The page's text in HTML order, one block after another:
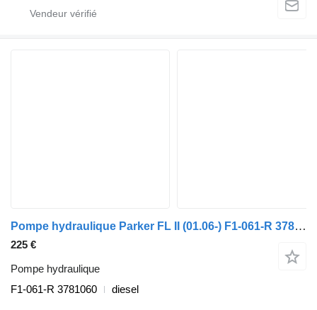
Pompe hydraulique Parker FL II (01.06-) F1-061-R 3781060 pour camion Volvo FL, FE (2005-2014)
225 €
Pompe hydraulique
F1-061-R 3781060
diesel